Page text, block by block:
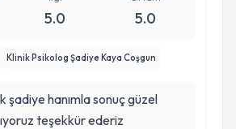
5.0 5.0
Klinik Psikolog Şadiye Kaya Coşgun
şadiye hanımla sonuç güzel
teşekkür ederiz